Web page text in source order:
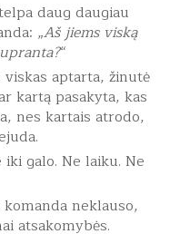
daug daugiau
„Aš jiems viską
“
aptarta, žinutė
kartą pasakyta, kas
nes kartais atrodo,
galo. Ne laiku. Ne
neklauso,
atsakomybės.